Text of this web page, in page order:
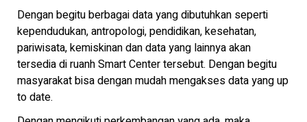
Dengan begitu berbagai data yang dibutuhkan seperti
kependudukan, antropologi, pendidikan, kesehatan,
pariwisata, kemiskinan dan data yang lainnya akan
tersedia di ruanh Smart Center tersebut. Dengan begitu
masyarakat bisa dengan mudah mengakses data yang up
to date.